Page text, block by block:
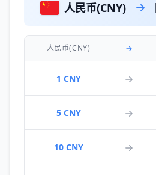
人民币(CNY)
人民币(CNY)
1 CNY
5 CNY
10 CNY